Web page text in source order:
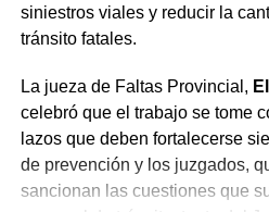
elecciones de
cien mil afiliados —dentro de los
docentes que trabajan en la
y con un ciclo de paritarias
sus primeros meses al frente
del gremio, que encabezará la
siniestros viales y reducir la
tránsito fatales.
La jueza de Faltas Provincial,
celebró que el trabajo se tome
lazos que deben fortalecerse
de prevención y los juzgados,
sancionan las cuestiones que